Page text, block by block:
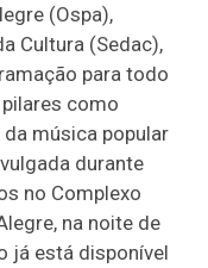
(Ospa),
Cultura (Sedac),
para todo
pilares como
música popular
durante
no Complexo
na noite de
já está disponível